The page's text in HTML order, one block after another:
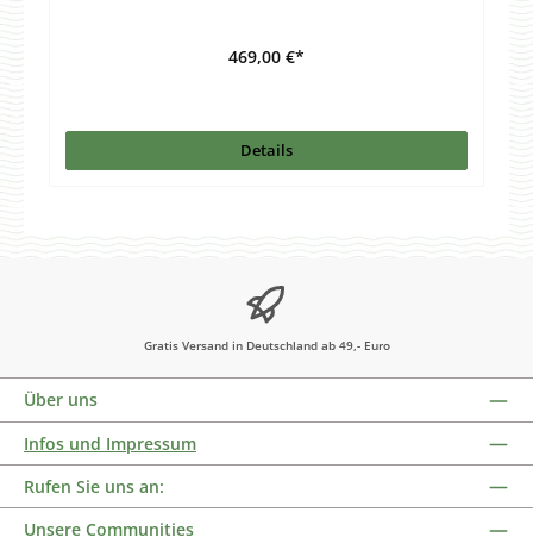
469,00 €*
Details
Gratis Versand in Deutschland ab 49,- Euro
Über uns
Infos und Impressum
Rufen Sie uns an:
Unsere Communities